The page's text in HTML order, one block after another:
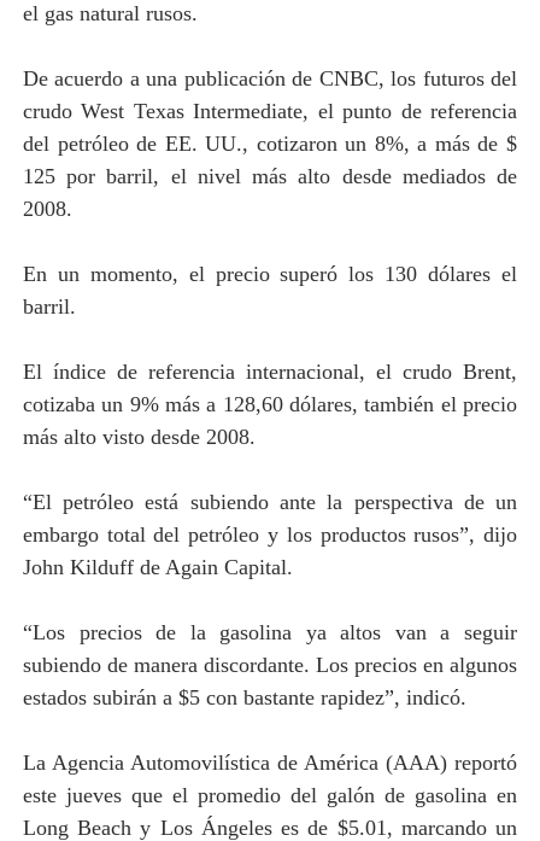
el gas natural rusos.
De acuerdo a una publicación de CNBC, los futuros del
crudo West Texas Intermediate, el punto de referencia
del petróleo de EE. UU., cotizaron un 8%, a más de $
125 por barril, el nivel más alto desde mediados de
2008.
En un momento, el precio superó los 130 dólares el
barril.
El índice de referencia internacional, el crudo Brent,
cotizaba un 9% más a 128,60 dólares, también el precio
más alto visto desde 2008.
“El petróleo está subiendo ante la perspectiva de un
embargo total del petróleo y los productos rusos”, dijo
John Kilduff de Again Capital.
“Los precios de la gasolina ya altos van a seguir
subiendo de manera discordante. Los precios en algunos
estados subirán a $5 con bastante rapidez”, indicó.
La Agencia Automovilística de América (AAA) reportó
este jueves que el promedio del galón de gasolina en
Long Beach y Los Ángeles es de $5.01, marcando un